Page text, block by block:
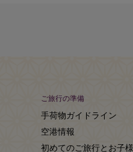
ご旅行の準備
手荷物ガイドライン
空港情報
初めてのご旅行とお子